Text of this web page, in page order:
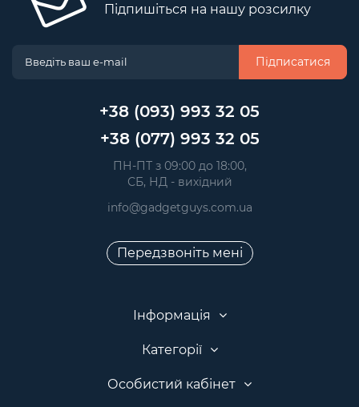
Підпишіться на нашу розсилку
Підписатися
+38 (093) 993 32 05
+38 (077) 993 32 05
ПН-ПТ з 09:00 до 18:00,
СБ, НД - вихідний
info@gadgetguys.com.ua
Передзвоніть мені
Інформація
Категорії
Особистий кабінет